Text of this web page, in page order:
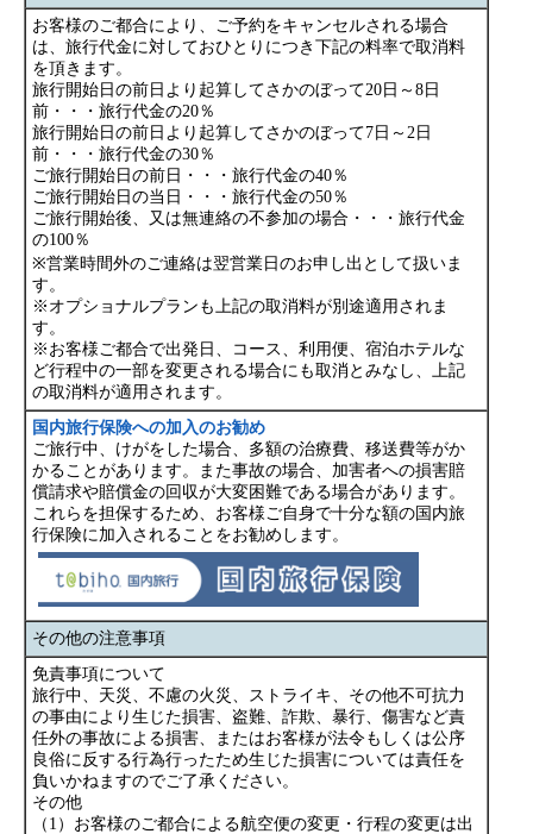
お客様のご都合により、ご予約をキャンセルされる場合
は、旅行代金に対しておひとりにつき下記の料率で取消料
を頂きます。
旅行開始日の前日より起算してさかのぼって20日～8日
前・・・旅行代金の20％
旅行開始日の前日より起算してさかのぼって7日～2日
前・・・旅行代金の30％
ご旅行開始日の前日・・・旅行代金の40％
ご旅行開始日の当日・・・旅行代金の50％
ご旅行開始後、又は無連絡の不参加の場合・・・旅行代金
の100％
※営業時間外のご連絡は翌営業日のお申し出として扱いま
す。
※オプショナルプランも上記の取消料が別途適用されま
す。
※お客様ご都合で出発日、コース、利用便、宿泊ホテルな
ど行程中の一部を変更される場合にも取消とみなし、上記
の取消料が適用されます。
国内旅行保険への加入のお勧め
ご旅行中、けがをした場合、多額の治療費、移送費等がか
かることがあります。また事故の場合、加害者への損害賠
償請求や賠償金の回収が大変困難である場合があります。
これらを担保するため、お客様ご自身で十分な額の国内旅
行保険に加入されることをお勧めします。
その他の注意事項
免責事項について
旅行中、天災、不慮の火災、ストライキ、その他不可抗力
の事由により生じた損害、盗難、詐欺、暴行、傷害など責
任外の事故による損害、またはお客様が法令もしくは公序
良俗に反する行為行ったため生じた損害については責任を
負いかねますのでご了承ください。
その他
（1）お客様のご都合による航空便の変更・行程の変更は出